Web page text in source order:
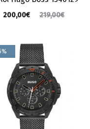
219,00€
200,00€